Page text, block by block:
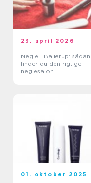
23. april 2026
Negle i Ballerup: sådan
finder du den rigtige
neglesalon
01. oktober 2025